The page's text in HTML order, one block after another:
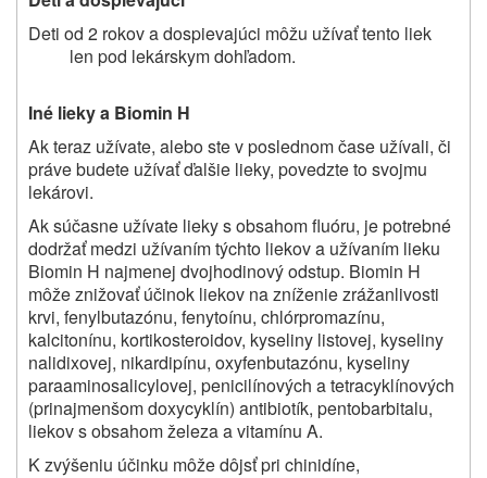
Deti od 2 rokov a dospievajúci môžu užívať tento liek
len pod lekárskym dohľadom.
Iné lieky a Biomin H
Ak teraz užívate, alebo ste v poslednom čase užívali, či
práve budete užívať ďalšie lieky, povedzte to svojmu
lekárovi.
Ak súčasne užívate lieky s obsahom fluóru, je potrebné
dodržať medzi užívaním týchto liekov a užívaním lieku
Biomin H najmenej dvojhodinový odstup. Biomin H
môže znižovať účinok liekov na zníženie zrážanlivosti
krvi, fenylbutazónu, fenytoínu, chlórpromazínu,
kalcitonínu, kortikosteroidov, kyseliny listovej, kyseliny
nalidixovej, nikardipínu, oxyfenbutazónu, kyseliny
paraaminosalicylovej, penicilínových a tetracyklínových
(prinajmenšom doxycyklín) antibiotík, pentobarbitalu,
liekov s obsahom železa a vitamínu A.
K zvýšeniu účinku môže dôjsť pri chinidíne,